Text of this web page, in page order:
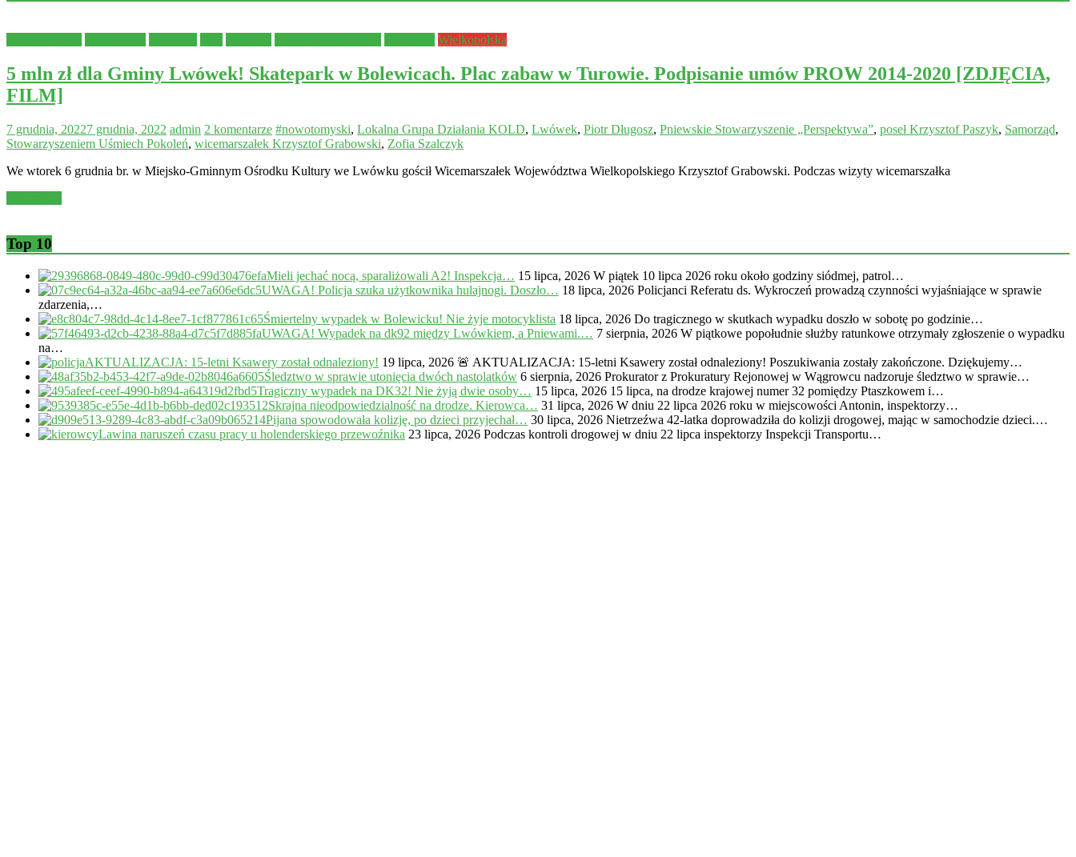
Wielkopolska
5 mln zł dla Gminy Lwówek! Skatepark w Bolewicach. Plac zabaw w Turowie. Podpisanie umów PROW 2014-2020 [ZDJĘCIA,
FILM]
7 grudnia, 20227 grudnia, 2022 admin 2 komentarze #nowotomyski, Lokalna Grupa Działania KOLD, Lwówek, Piotr Długosz, Pniewskie Stowarzyszenie „Perspektywa”, poseł Krzysztof Paszyk, Samorząd,
Stowarzyszeniem Uśmiech Pokoleń, wicemarszałek Krzysztof Grabowski, Zofia Szalczyk
We wtorek 6 grudnia br. w Miejsko-Gminnym Ośrodku Kultury we Lwówku gościł Wicemarszałek Województwa Wielkopolskiego Krzysztof Grabowski. Podczas wizyty wicemarszałka
Top 10
Mieli jechać nocą, sparaliżowali A2! Inspekcja… 15 lipca, 2026 W piątek 10 lipca 2026 roku około godziny siódmej, patrol…
UWAGA! Policja szuka użytkownika hulajnogi. Doszło… 18 lipca, 2026 Policjanci Referatu ds. Wykroczeń prowadzą czynności wyjaśniające w sprawie
zdarzenia,…
Śmiertelny wypadek w Bolewicku! Nie żyje motocyklista 18 lipca, 2026 Do tragicznego w skutkach wypadku doszło w sobotę po godzinie…
UWAGA! Wypadek na dk92 między Lwówkiem, a Pniewami.… 7 sierpnia, 2026 W piątkowe popołudnie służby ratunkowe otrzymały zgłoszenie o wypadku
na…
AKTUALIZACJA: 15-letni Ksawery został odnaleziony! 19 lipca, 2026 🚨 AKTUALIZACJA: 15-letni Ksawery został odnaleziony! Poszukiwania zostały zakończone. Dziękujemy…
Śledztwo w sprawie utonięcia dwóch nastolatków 6 sierpnia, 2026 Prokurator z Prokuratury Rejonowej w Wągrowcu nadzoruje śledztwo w sprawie…
Tragiczny wypadek na DK32! Nie żyją dwie osoby… 15 lipca, 2026 15 lipca, na drodze krajowej numer 32 pomiędzy Ptaszkowem i…
Skrajna nieodpowiedzialność na drodze. Kierowca… 31 lipca, 2026 W dniu 22 lipca 2026 roku w miejscowości Antonin, inspektorzy…
Pijana spowodowała kolizję, po dzieci przyjechał… 30 lipca, 2026 Nietrzeźwa 42-latka doprowadziła do kolizji drogowej, mając w samochodzie dzieci.…
Lawina naruszeń czasu pracy u holenderskiego przewoźnika 23 lipca, 2026 Podczas kontroli drogowej w dniu 22 lipca inspektorzy Inspekcji Transportu…